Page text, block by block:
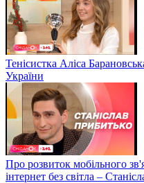
Тенісистка Аліса
України
Про розвиток мобільного
інтернет без світла –